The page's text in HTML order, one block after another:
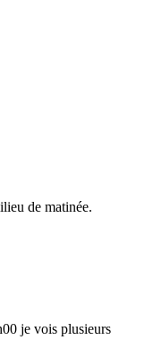
de matinée.
je vois plusieurs